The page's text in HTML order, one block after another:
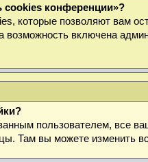
cookies конференции»?
которые позволяют вам
возможность включена
пользователем, все
Там вы можете изменить